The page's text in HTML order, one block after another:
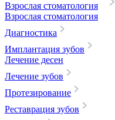
Взрослая стоматология
Взрослая стоматология
Диагностика
Имплантация зубов
Лечение десен
Лечение зубов
Протезирование
Реставрация зубов